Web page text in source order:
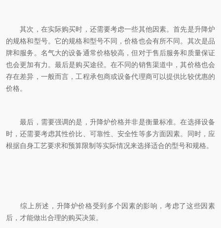
其次，在实际购买时，还需要考虑一些其他因素。首先是升降炉
的规格和型号。它的规格和型号不同，价格也会有所不同。其次是品
牌和服务。名气大的设备通常价格较高，但对于售后服务和质量保证
也会更加有力。最后是购买途径。在不同的销售渠道中，其价格也会
存在差异，一般而言，工程承包商或设备代理商可以提供比较优惠的
价格。
最后，需要强调的是，升降炉价格并非是衡量标准。在选择设备
时，还需要考虑其性价比、可靠性、安全性等多方面因素。同时，应
根据自身工艺要求和预算限制等实际情况来选择适合的型号和规格。
综上所述，升降炉价格受到多个因素的影响，考虑了这些因素
后，才能做出合理的购买决策。